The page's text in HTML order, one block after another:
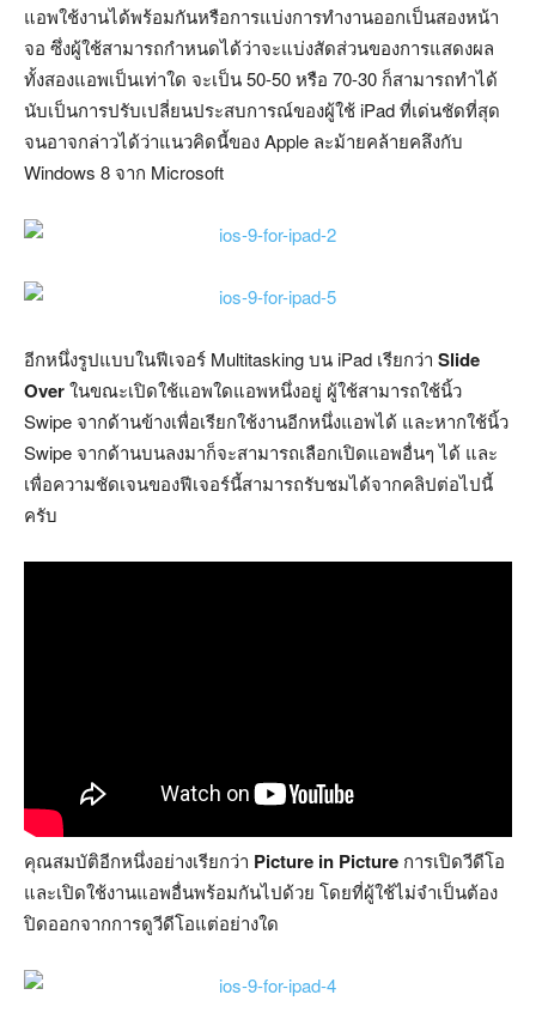
แอพใช้งานได้พร้อมกันหรือการแบ่งการทำงานออกเป็นสองหน้า
จอ ซึ่งผู้ใช้สามารถกำหนดได้ว่าจะแบ่งสัดส่วนของการแสดงผล
ทั้งสองแอพเป็นเท่าใด จะเป็น 50-50 หรือ 70-30 ก็สามารถทำได้
นับเป็นการปรับเปลี่ยนประสบการณ์ของผู้ใช้ iPad ที่เด่นชัดที่สุด
จนอาจกล่าวได้ว่าแนวคิดนี้ของ Apple ละม้ายคล้ายคลึงกับ
Windows 8 จาก Microsoft
อีกหนึ่งรูปแบบในฟีเจอร์ Multitasking บน iPad เรียกว่า Slide
Overในขณะเปิดใช้แอพใดแอพหนึ่งอยู่ ผู้ใช้สามารถใช้นิ้ว
Swipe จากด้านข้างเพื่อเรียกใช้งานอีกหนึ่งแอพได้ และหากใช้นิ้ว
Swipe จากด้านบนลงมาก็จะสามารถเลือกเปิดแอพอื่นๆ ได้ และ
เพื่อความชัดเจนของฟีเจอร์นี้สามารถรับชมได้จากคลิปต่อไปนี้
ครับ
คุณสมบัติอีกหนึ่งอย่างเรียกว่า Picture in Picture การเปิดวีดีโอ
และเปิดใช้งานแอพอื่นพร้อมกันไปด้วย โดยที่ผู้ใช้ไม่จำเป็นต้อง
ปิดออกจากการดูวีดีโอแต่อย่างใด